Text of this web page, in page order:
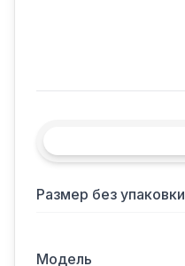
Размер без упаковки
Модель